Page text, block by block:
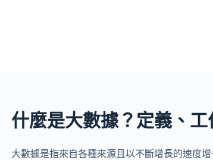
什麼是大數據？定義、
大數據是指來自各種來源且以不斷增長的速度